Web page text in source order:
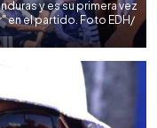
y es su primera vez
en el partido. Foto EDH/